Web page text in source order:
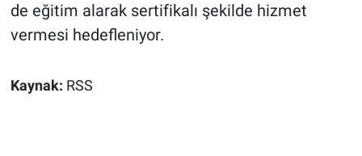
de eğitim alarak sertifikalı şekilde hizmet
vermesi hedefleniyor.
Kaynak: RSS